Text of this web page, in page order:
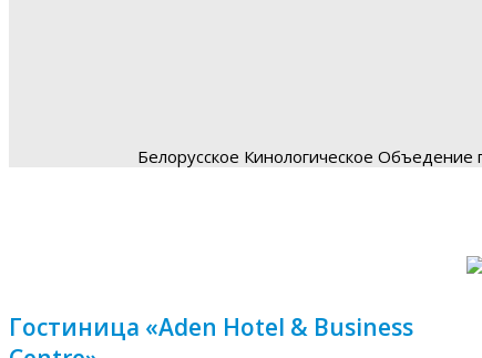
Белорусское Кинологическое Объедение
Гостиница «Aden Hotel & Business